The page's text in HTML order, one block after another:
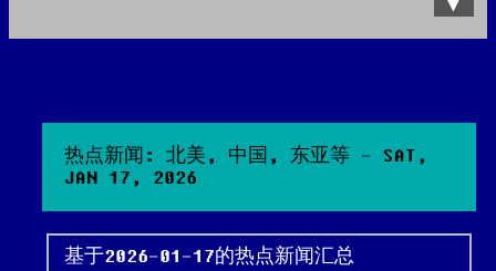
热点新闻: 北美, 中国, 东亚等 - SAT,
JAN 17, 2026
基于2026-01-17的热点新闻汇总